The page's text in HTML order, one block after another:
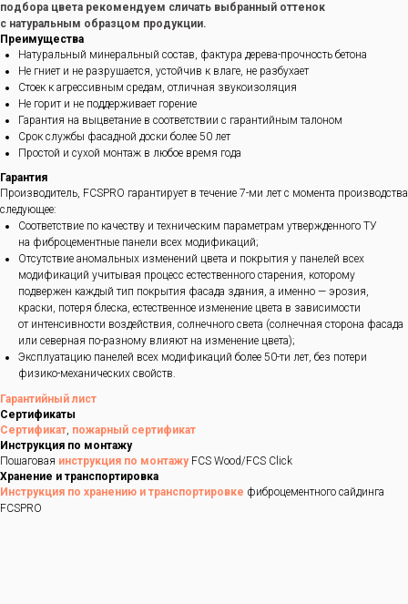
подбора цвета рекомендуем сличать выбранный оттенок
с натуральным образцом продукции.
Преимущества
Натуральный минеральный состав, фактура дерева-прочность бетона
Не гниет и не разрушается, устойчив к влаге, не разбухает
Стоек к агрессивным средам, отличная звукоизоляция
Не горит и не поддерживает горение
Гарантия на выцветание в соответствии с гарантийным талоном
Срок службы фасадной доски более 50 лет
Простой и сухой монтаж в любое время года
Гарантия
Производитель, FCSPRO гарантирует в течение 7-ми лет с момента производства
следующее:
Соответствие по качеству и техническим параметрам утвержденного ТУ
на фиброцементные панели всех модификаций;
Отсутствие аномальных изменений цвета и покрытия у панелей всех
модификаций учитывая процесс естественного старения, которому
подвержен каждый тип покрытия фасада здания, а именно — эрозия,
краски, потеря блеска, естественное изменение цвета в зависимости
от интенсивности воздействия, солнечного света (солнечная сторона фасада
или северная по-разному влияют на изменение цвета);
Эксплуатацию панелей всех модификаций более 50-ти лет, без потери
физико-механических свойств.
Гарантийный лист
Сертификаты
Сертификат, пожарный сертификат
Инструкция по монтажу
Пошаговая инструкция по монтажуFCS Wood/FCS Click
Хранение и транспортировка
Инструкция по хранению и транспортировке фиброцементного сайдинга
FCSPRO